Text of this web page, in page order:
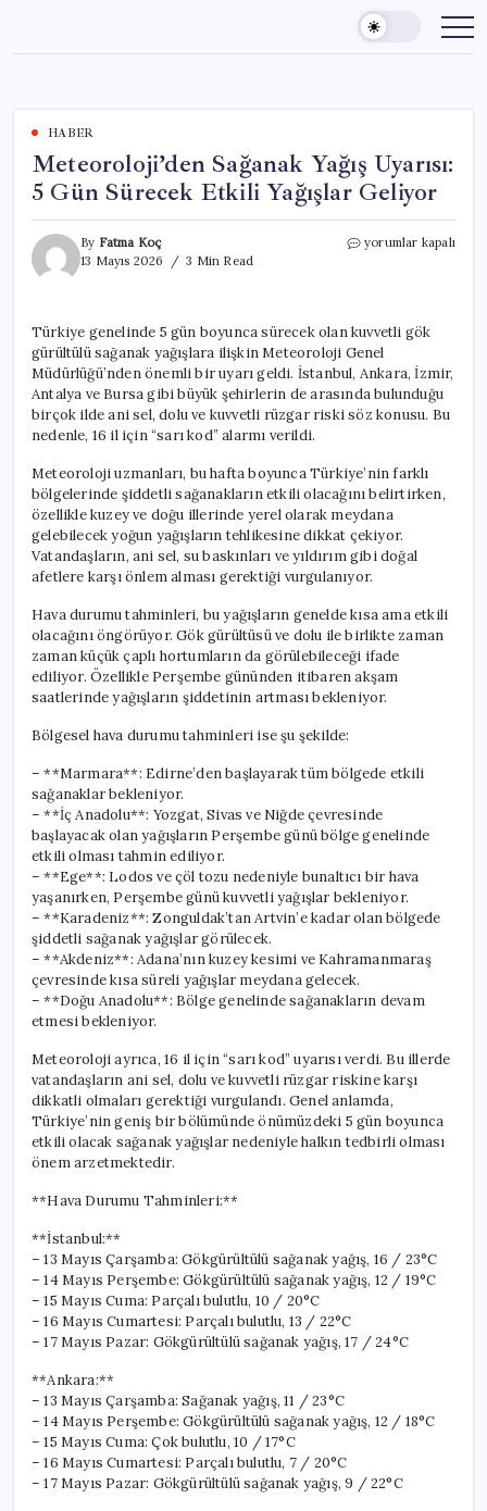
content
HABER
Meteoroloji’den Sağanak Yağış Uyarısı:
5 Gün Sürecek Etkili Yağışlar Geliyor
By Fatma Koç
13 Mayıs 2026
3 Min Read
Meteoroloji’den
Gün
Sürecek
Etkili
Yağışlar
Geliyor
yorumlar kapalı
Türkiye genelinde 5 gün boyunca sürecek olan kuvvetli gök
gürültülü sağanak yağışlara ilişkin Meteoroloji Genel
Müdürlüğü’nden önemli bir uyarı geldi. İstanbul, Ankara, İzmir,
Antalya ve Bursa gibi büyük şehirlerin de arasında bulunduğu
birçok ilde ani sel, dolu ve kuvvetli rüzgar riski söz konusu. Bu
nedenle, 16 il için “sarı kod” alarmı verildi.
Meteoroloji uzmanları, bu hafta boyunca Türkiye’nin farklı
bölgelerinde şiddetli sağanakların etkili olacağını belirtirken,
özellikle kuzey ve doğu illerinde yerel olarak meydana
gelebilecek yoğun yağışların tehlikesine dikkat çekiyor.
Vatandaşların, ani sel, su baskınları ve yıldırım gibi doğal
afetlere karşı önlem alması gerektiği vurgulanıyor.
Hava durumu tahminleri, bu yağışların genelde kısa ama etkili
olacağını öngörüyor. Gök gürültüsü ve dolu ile birlikte zaman
zaman küçük çaplı hortumların da görülebileceği ifade
ediliyor. Özellikle Perşembe gününden itibaren akşam
saatlerinde yağışların şiddetinin artması bekleniyor.
Bölgesel hava durumu tahminleri ise şu şekilde:
– **Marmara**: Edirne’den başlayarak tüm bölgede etkili
sağanaklar bekleniyor.
– **İç Anadolu**: Yozgat, Sivas ve Niğde çevresinde
başlayacak olan yağışların Perşembe günü bölge genelinde
etkili olması tahmin ediliyor.
– **Ege**: Lodos ve çöl tozu nedeniyle bunaltıcı bir hava
yaşanırken, Perşembe günü kuvvetli yağışlar bekleniyor.
– **Karadeniz**: Zonguldak’tan Artvin’e kadar olan bölgede
şiddetli sağanak yağışlar görülecek.
– **Akdeniz**: Adana’nın kuzey kesimi ve Kahramanmaraş
çevresinde kısa süreli yağışlar meydana gelecek.
– **Doğu Anadolu**: Bölge genelinde sağanakların devam
etmesi bekleniyor.
Meteoroloji ayrıca, 16 il için “sarı kod” uyarısı verdi. Bu illerde
vatandaşların ani sel, dolu ve kuvvetli rüzgar riskine karşı
dikkatli olmaları gerektiği vurgulandı. Genel anlamda,
Türkiye’nin geniş bir bölümünde önümüzdeki 5 gün boyunca
etkili olacak sağanak yağışlar nedeniyle halkın tedbirli olması
önem arzetmektedir.
**Hava Durumu Tahminleri:**
**İstanbul:**
– 13 Mayıs Çarşamba: Gökgürültülü sağanak yağış, 16 / 23°C
– 14 Mayıs Perşembe: Gökgürültülü sağanak yağış, 12 / 19°C
– 15 Mayıs Cuma: Parçalı bulutlu, 10 / 20°C
– 16 Mayıs Cumartesi: Parçalı bulutlu, 13 / 22°C
– 17 Mayıs Pazar: Gökgürültülü sağanak yağış, 17 / 24°C
**Ankara:**
– 13 Mayıs Çarşamba: Sağanak yağış, 11 / 23°C
– 14 Mayıs Perşembe: Gökgürültülü sağanak yağış, 12 / 18°C
– 15 Mayıs Cuma: Çok bulutlu, 10 / 17°C
– 16 Mayıs Cumartesi: Parçalı bulutlu, 7 / 20°C
– 17 Mayıs Pazar: Gökgürültülü sağanak yağış, 9 / 22°C